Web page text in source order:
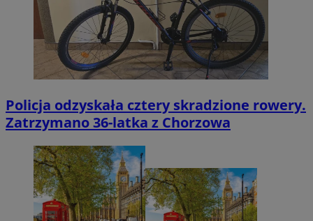
Policja odzyskała cztery skradzione rowery.
Zatrzymano 36-latka z Chorzowa